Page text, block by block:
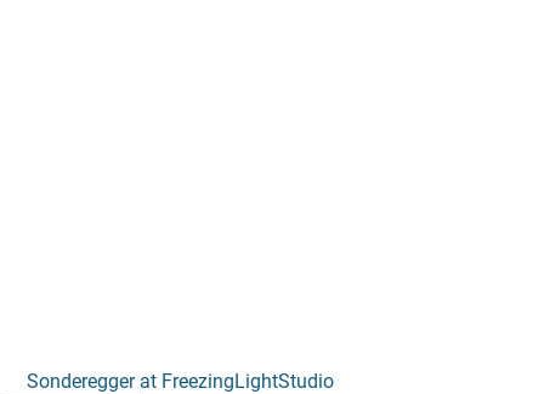
Sonderegger at FreezingLightStudio